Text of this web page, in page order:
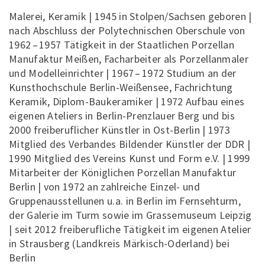
Malerei, Keramik | 1945 in Stolpen/Sachsen geboren |
nach Abschluss der Polytechnischen Oberschule von
1962 – 1957 Tätigkeit in der Staatlichen Porzellan
Manufaktur Meißen, Facharbeiter als Porzellanmaler
und Modelleinrichter | 1967 – 1972 Studium an der
Kunsthochschule Berlin-Weißensee, Fachrichtung
Keramik, Diplom-Baukeramiker | 1972 Aufbau eines
eigenen Ateliers in Berlin-Prenzlauer Berg und bis
2000 freiberuflicher Künstler in Ost-Berlin | 1973
Mitglied des Verbandes Bildender Künstler der DDR |
1990 Mitglied des Vereins Kunst und Form e.V. | 1999
Mitarbeiter der Königlichen Porzellan Manufaktur
Berlin | von 1972 an zahlreiche Einzel- und
Gruppenausstellunen u.a. in Berlin im Fernsehturm,
der Galerie im Turm sowie im Grassemuseum Leipzig
| seit 2012 freiberufliche Tätigkeit im eigenen Atelier
in Strausberg (Landkreis Märkisch-Oderland) bei
Berlin